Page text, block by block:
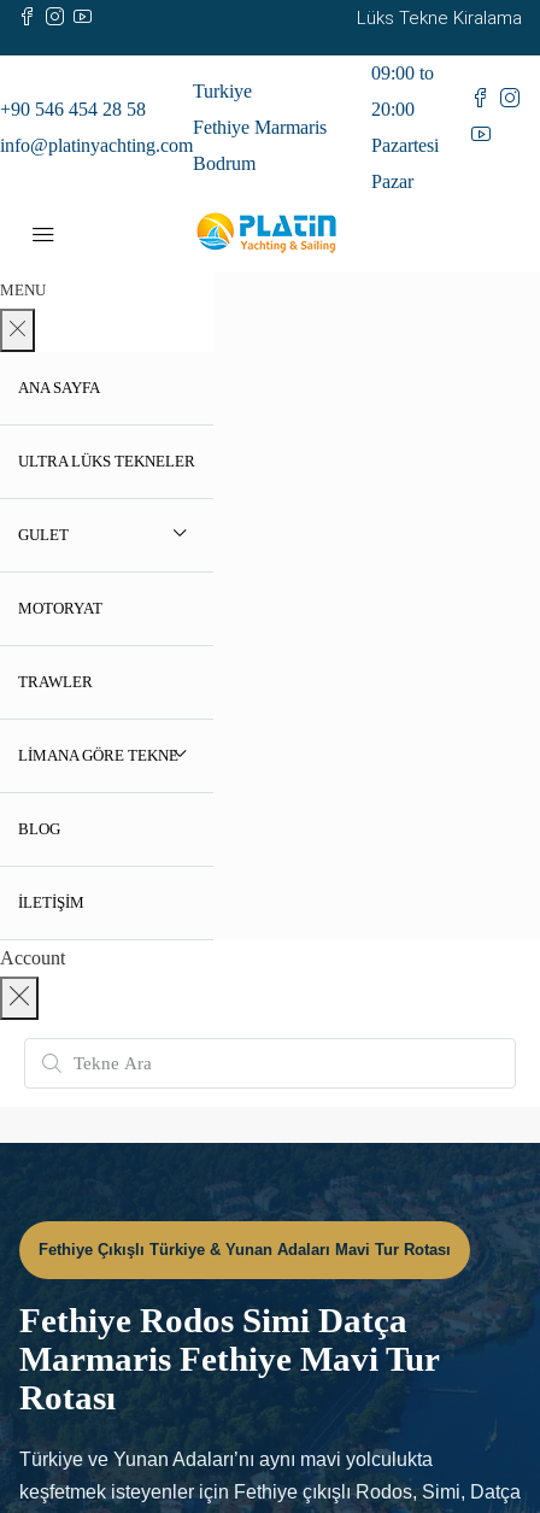
Lüks Tekne Kiralama
+90 546 454 28 58
info@platinyachting.com
Turkiye
Fethiye Marmaris
Bodrum
09:00 to
20:00
Pazartesi
Pazar
MENU
ANA SAYFA
ULTRA LÜKS TEKNELER
GULET
MOTORYAT
TRAWLER
LIMANA GÖRE TEKNE
BLOG
İLETIŞIM
Account
Fethiye Çıkışlı Türkiye & Yunan Adaları Mavi Tur Rotası
Fethiye Rodos Simi Datça
Marmaris Fethiye Mavi Tur
Rotası
Türkiye ve Yunan Adaları’nı aynı mavi yolculukta
keşfetmek isteyenler için Fethiye çıkışlı Rodos, Simi, Datça